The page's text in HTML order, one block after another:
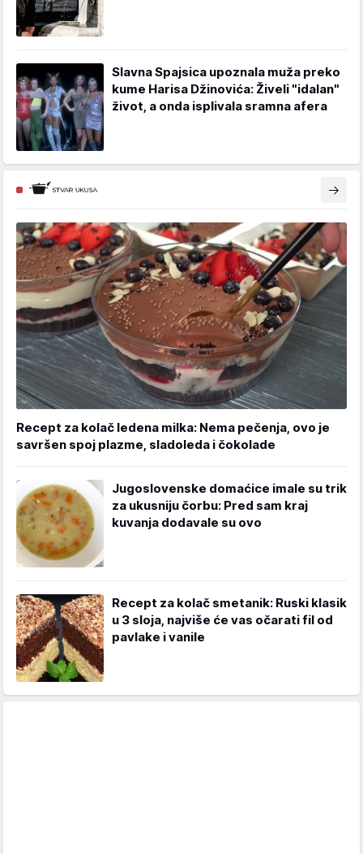
Slavna Spajsica upoznala muža preko
kume Harisa Džinovića: Živeli "idalan"
život, a onda isplivala sramna afera
Recept za kolač ledena milka: Nema pečenja, ovo je
savršen spoj plazme, sladoleda i čokolade
Jugoslovenske domaćice imale su trik
za ukusniju čorbu: Pred sam kraj
kuvanja dodavale su ovo
Recept za kolač smetanik: Ruski klasik
u 3 sloja, najviše će vas očarati fil od
pavlake i vanile